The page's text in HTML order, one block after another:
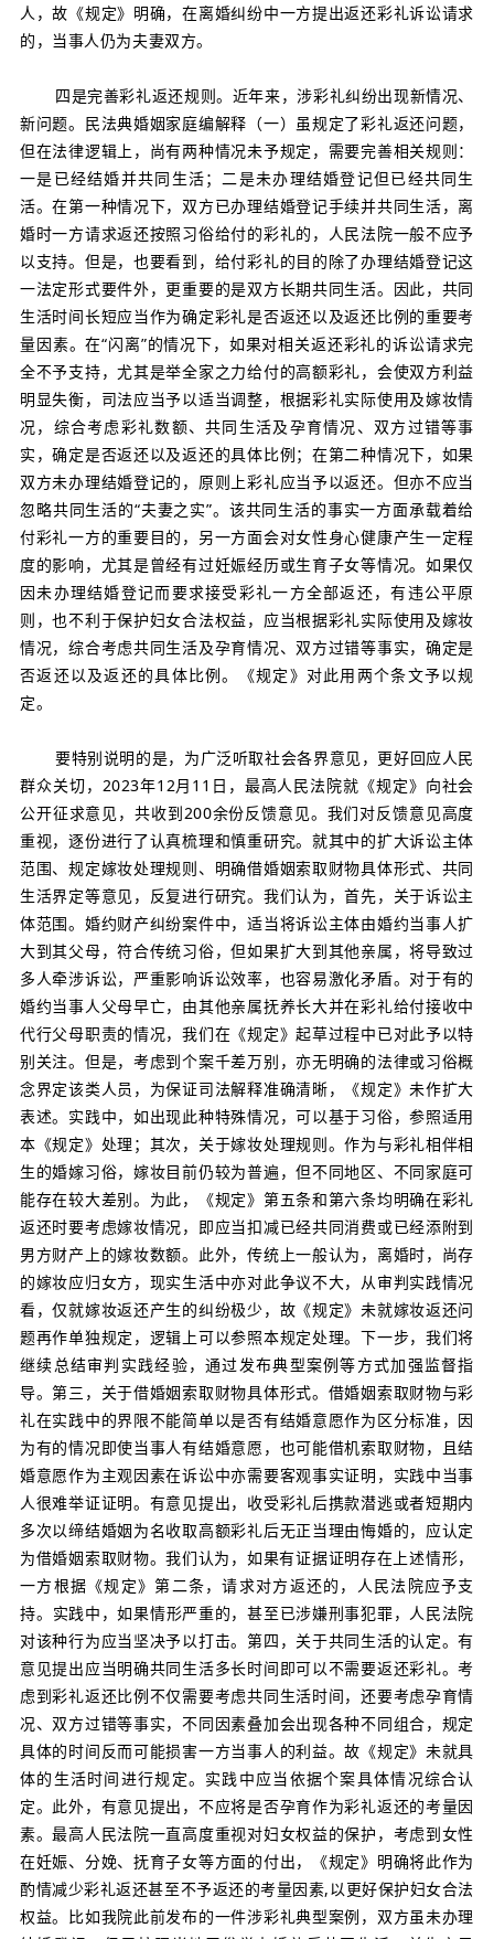
人，故《规定》明确，在离婚纠纷中一方提出返还彩礼诉讼请求
的，当事人仍为夫妻双方。
四是完善彩礼返还规则。近年来，涉彩礼纠纷出现新情况、
新问题。民法典婚姻家庭编解释（一）虽规定了彩礼返还问题，
但在法律逻辑上，尚有两种情况未予规定，需要完善相关规则：
一是已经结婚并共同生活；二是未办理结婚登记但已经共同生
活。在第一种情况下，双方已办理结婚登记手续并共同生活，离
婚时一方请求返还按照习俗给付的彩礼的，人民法院一般不应予
以支持。但是，也要看到，给付彩礼的目的除了办理结婚登记这
一法定形式要件外，更重要的是双方长期共同生活。因此，共同
生活时间长短应当作为确定彩礼是否返还以及返还比例的重要考
量因素。在“闪离”的情况下，如果对相关返还彩礼的诉讼请求完
全不予支持，尤其是举全家之力给付的高额彩礼，会使双方利益
明显失衡，司法应当予以适当调整，根据彩礼实际使用及嫁妆情
况，综合考虑彩礼数额、共同生活及孕育情况、双方过错等事
实，确定是否返还以及返还的具体比例；在第二种情况下，如果
双方未办理结婚登记的，原则上彩礼应当予以返还。但亦不应当
忽略共同生活的“夫妻之实”。该共同生活的事实一方面承载着给
付彩礼一方的重要目的，另一方面会对女性身心健康产生一定程
度的影响，尤其是曾经有过妊娠经历或生育子女等情况。如果仅
因未办理结婚登记而要求接受彩礼一方全部返还，有违公平原
则，也不利于保护妇女合法权益，应当根据彩礼实际使用及嫁妆
情况，综合考虑共同生活及孕育情况、双方过错等事实，确定是
否返还以及返还的具体比例。《规定》对此用两个条文予以规
定。
要特别说明的是，为广泛听取社会各界意见，更好回应人民
群众关切，2023年12月11日，最高人民法院就《规定》向社会
公开征求意见，共收到200余份反馈意见。我们对反馈意见高度
重视，逐份进行了认真梳理和慎重研究。就其中的扩大诉讼主体
范围、规定嫁妆处理规则、明确借婚姻索取财物具体形式、共同
生活界定等意见，反复进行研究。我们认为，首先，关于诉讼主
体范围。婚约财产纠纷案件中，适当将诉讼主体由婚约当事人扩
大到其父母，符合传统习俗，但如果扩大到其他亲属，将导致过
多人牵涉诉讼，严重影响诉讼效率，也容易激化矛盾。对于有的
婚约当事人父母早亡，由其他亲属抚养长大并在彩礼给付接收中
代行父母职责的情况，我们在《规定》起草过程中已对此予以特
别关注。但是，考虑到个案千差万别，亦无明确的法律或习俗概
念界定该类人员，为保证司法解释准确清晰，《规定》未作扩大
表述。实践中，如出现此种特殊情况，可以基于习俗，参照适用
本《规定》处理；其次，关于嫁妆处理规则。作为与彩礼相伴相
生的婚嫁习俗，嫁妆目前仍较为普遍，但不同地区、不同家庭可
能存在较大差别。为此，《规定》第五条和第六条均明确在彩礼
返还时要考虑嫁妆情况，即应当扣减已经共同消费或已经添附到
男方财产上的嫁妆数额。此外，传统上一般认为，离婚时，尚存
的嫁妆应归女方，现实生活中亦对此争议不大，从审判实践情况
看，仅就嫁妆返还产生的纠纷极少，故《规定》未就嫁妆返还问
题再作单独规定，逻辑上可以参照本规定处理。下一步，我们将
继续总结审判实践经验，通过发布典型案例等方式加强监督指
导。第三，关于借婚姻索取财物具体形式。借婚姻索取财物与彩
礼在实践中的界限不能简单以是否有结婚意愿作为区分标准，因
为有的情况即使当事人有结婚意愿，也可能借机索取财物，且结
婚意愿作为主观因素在诉讼中亦需要客观事实证明，实践中当事
人很难举证证明。有意见提出，收受彩礼后携款潜逃或者短期内
多次以缔结婚姻为名收取高额彩礼后无正当理由悔婚的，应认定
为借婚姻索取财物。我们认为， 如果有证据证明存在上述情形，
一方根据《规定》第二条，请求对方返还的，人民法院应予支
持。 实践中，如果情形严重的，甚至已涉嫌刑事犯罪，人民法院
对该种行为应当坚决予以打击。第四，关于共同生活的认定。有
意见提出应当明确共同生活多长时间即可以不需要返还彩礼。考
虑到彩礼返还比例不仅需要考虑共同生活时间，还要考虑孕育情
况、双方过错等事实，不同因素叠加会出现各种不同组合，规定
具体的时间反而可能损害一方当事人的利益。故《规定》未就具
体的生活时间进行规定。实践中应当依据个案具体情况综合认
定。此外，有意见提出，不应将是否孕育作为彩礼返还的考量因
素。最高人民法院一直高度重视对妇女权益的保护，考虑到女性
在妊娠、分娩、抚育子女等方面的付出，《规定》明确将此作为
酌情减少彩礼返还甚至不予返还的考量因素,以更好保护妇女合法
权益。比如我院此前发布的一件涉彩礼典型案例，双方虽未办理